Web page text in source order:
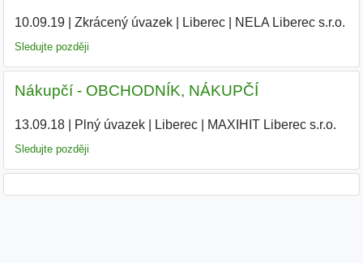
10.09.19| Zkrácený úvazek| Liberec| NELA Liberec s.r.o.
Sledujte později
Nákupčí - OBCHODNÍK, NÁKUPČÍ
13.09.18| Plný úvazek| Liberec| MAXIHIT Liberec s.r.o.
Sledujte později